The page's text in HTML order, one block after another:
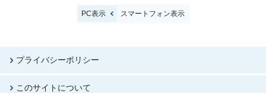
PC表示 スマートフォン表示
プライバシーポリシー
このサイトについて